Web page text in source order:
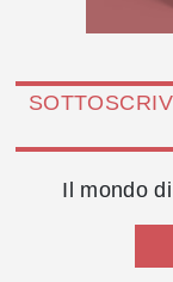
Il mondo